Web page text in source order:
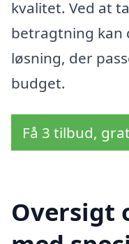
kvalitet. Ved at
betragtning kan
løsning, der
budget.
Få 3 tilbud,
Oversigt